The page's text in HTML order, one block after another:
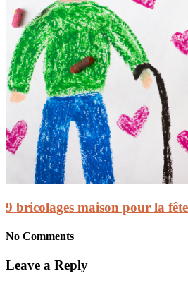
9 bricolages maison pour la
No Comments
Leave a Reply